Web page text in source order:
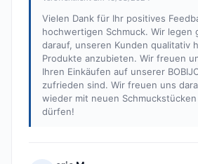
Vielen Dank für Ihr positives
hochwertigen Schmuck. Wir legen
darauf, unseren Kunden qualitativ
Produkte anzubieten. Wir freuen
Ihren Einkäufen auf unserer
zufrieden sind. Wir freuen uns
wieder mit neuen
dürfen!